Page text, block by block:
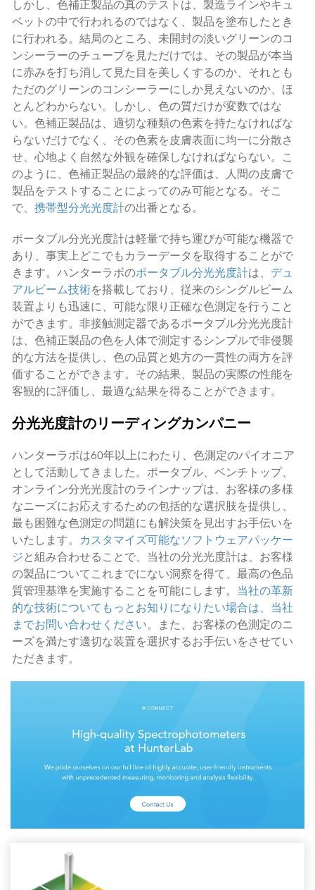
しかし、色補正製品の真のテストは、製造ラインやキュ
ベットの中で行われるのではなく、製品を塗布したとき
に行われる。結局のところ、未開封の淡いグリーンのコ
ンシーラーのチューブを見ただけでは、その製品が本当
に赤みを打ち消して見た目を美しくするのか、それとも
ただのグリーンのコンシーラーにしか見えないのか、ほ
とんどわからない。しかし、色の質だけが変数ではな
い。色補正製品は、適切な種類の色素を持たなければな
らないだけでなく、その色素を皮膚表面に均一に分散さ
せ、心地よく自然な外観を確保しなければならない。こ
のように、色補正製品の最終的な評価は、人間の皮膚で
製品をテストすることによってのみ可能となる。そこ
で、 携帯型分光光度計の出番となる。
ポータブル分光光度計は軽量で持ち運びが可能な機器で
あり、事実上どこでもカラーデータを取得することがで
きます。ハンターラボのポータブル分光光度計は、 デュ
アルビーム技術を搭載しており、従来のシングルビーム
装置よりも迅速に、可能な限り正確な色測定を行うこと
ができます。非接触測定器であるポータブル分光光度計
は、色補正製品の色を人体で測定するシンプルで非侵襲
的な方法を提供し、色の品質と処方の一貫性の両方を評
価することができます。その結果、製品の実際の性能を
客観的に評価し、最適な結果を得ることができます。
分光光度計のリーディングカンパニー
ハンターラボは60年以上にわたり、色測定のパイオニア
として活動してきました。ポータブル、ベンチトップ、
オンライン分光光度計のラインナップは、お客様の多様
なニーズにお応えするための包括的な選択肢を提供し、
最も困難な色測定の問題にも解決策を見出すお手伝いを
いたします。 カスタマイズ可能なソフトウェアパッケー
ジと組み合わせることで、当社の分光光度計は、お客様
の製品についてこれまでにない洞察を得て、最高の色品
質管理基準を実施することを可能にします。 当社の革新
的な技術についてもっとお知りになりたい場合は、当社
までお問い合わせください。また、お客様の色測定のニ
ーズを満たす適切な装置を選択するお手伝いをさせてい
ただきます。